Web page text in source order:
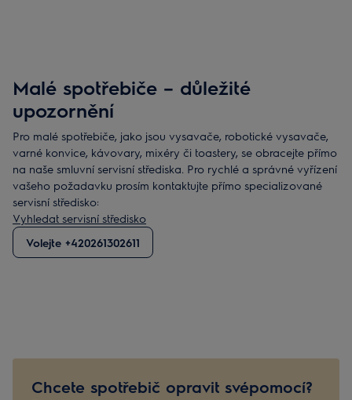
Malé spotřebiče – důležité
upozornění
Pro malé spotřebiče, jako jsou vysavače, robotické vysavače,
varné konvice, kávovary, mixéry či toastery, se obracejte přímo
na naše smluvní servisní střediska. Pro rychlé a správné vyřízení
vašeho požadavku prosím kontaktujte přímo specializované
servisní středisko:
Vyhledat servisní středisko
Volejte +420261302611
Chcete spotřebič opravit svépomocí?